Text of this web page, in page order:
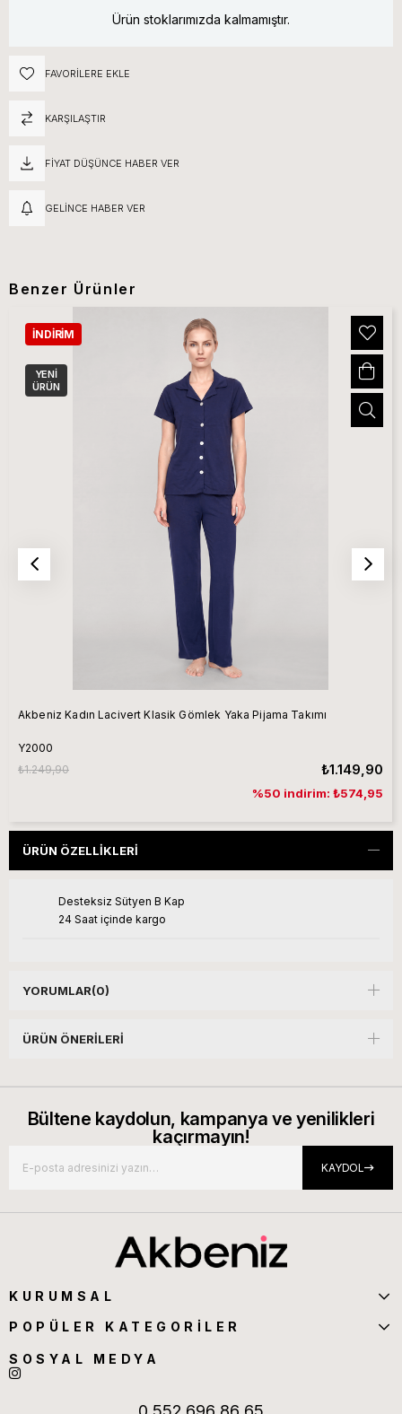
Ürün stoklarımızda kalmamıştır.
FAVORILERE EKLE
KARŞILAŞTIR
FIYAT DÜŞÜNCE HABER VER
GELINCE HABER VER
Benzer Ürünler
Akbeniz Kadın Lacivert Klasik Gömlek Yaka Pijama Takımı
Y2000
₺1.149,90
₺1.249,90
%50 indirim: ₺574,95
İNDIRIM
YENI
ÜRÜN
ÜRÜN ÖZELLIKLERI
Desteksiz Sütyen B Kap
24 Saat içinde kargo
YORUMLAR(0)
ÜRÜN ÖNERILERI
Bültene kaydolun, kampanya ve yenilikleri
kaçırmayın!
KAYDOL
KURUMSAL
POPÜLER KATEGORİLER
SOSYAL MEDYA